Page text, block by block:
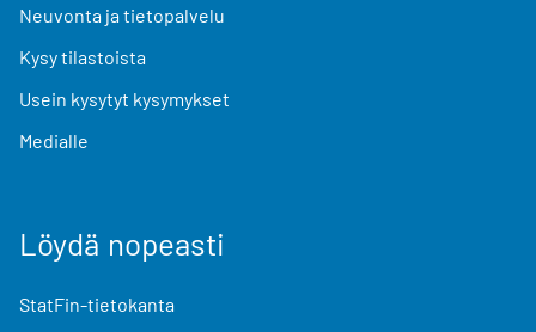
Neuvonta ja tietopalvelu
Kysy tilastoista
Usein kysytyt kysymykset
Medialle
Löydä nopeasti
StatFin-tietokanta